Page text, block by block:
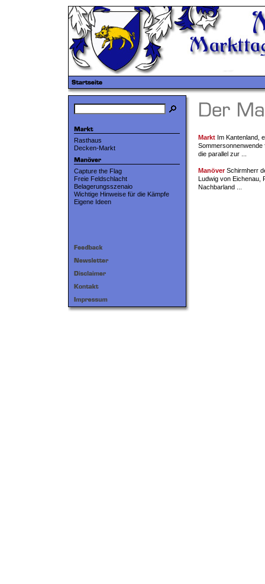
Rasthaus
Decken-Markt
Capture the Flag
Freie Feldschlacht
Belagerungsszenaio
Wichtige Hinweise für die Kämpfe
Eigene Ideen
Markt Im Kantenland,
Sommersonnenwende
die parallel zur ...
ManöverSchirmherr
Ludwig von Eichenau,
Nachbarland ...